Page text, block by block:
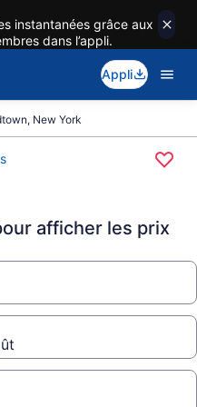
instantanées grâce aux
dans l’appli.
Appli
New York
afficher les prix